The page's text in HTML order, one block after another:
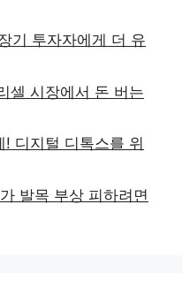
기 투자자에게 더 유
셀 시장에서 돈 버는
디지털 디톡스를 위
발목 부상 피하려면